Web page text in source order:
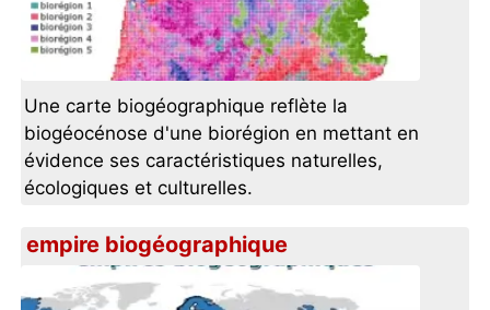
Une carte biogéographique reflète la
biogéocénose d'une biorégion en mettant en
évidence ses caractéristiques naturelles,
écologiques et culturelles.
empire biogéographique